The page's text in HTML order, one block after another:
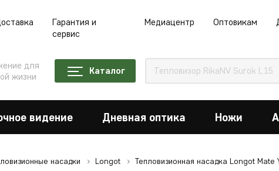
Гарантия и
сервис
Медиацентр Оптовикам
для
жизни
Каталог
видение Дневная оптика Ножи
насадки Longot Тепловизионная насадка Longot Mate